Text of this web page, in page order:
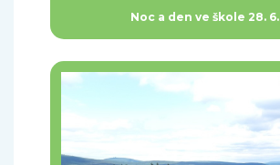
Noc a den ve škole 28. 6.